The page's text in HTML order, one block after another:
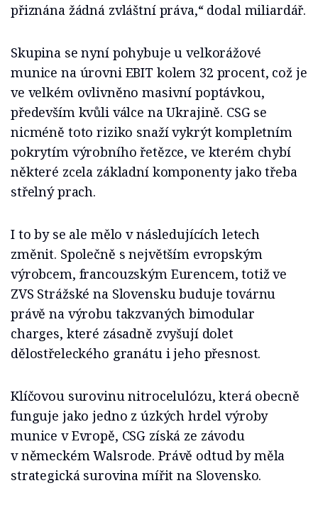
přiznána žádná zvláštní práva,“ dodal miliardář.
Skupina se nyní pohybuje u velkorážové
munice na úrovni EBIT kolem 32 procent, což je
ve velkém ovlivněno masivní poptávkou,
především kvůli válce na Ukrajině. CSG se
nicméně toto riziko snaží vykrýt kompletním
pokrytím výrobního řetězce, ve kterém chybí
některé zcela základní komponenty jako třeba
střelný prach.
I to by se ale mělo v následujících letech
změnit. Společně s největším evropským
výrobcem, francouzským Eurencem, totiž ve
ZVS Strážské na Slovensku buduje továrnu
právě na výrobu takzvaných bimodular
charges, které zásadně zvyšují dolet
dělostřeleckého granátu i jeho přesnost.
Klíčovou surovinu nitrocelulózu, která obecně
funguje jako jedno z úzkých hrdel výroby
munice v Evropě, CSG získá ze závodu
v německém Walsrode. Právě odtud by měla
strategická surovina mířit na Slovensko.